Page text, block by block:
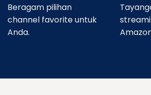
Beragam pilihan
channel favorite untuk
Anda.